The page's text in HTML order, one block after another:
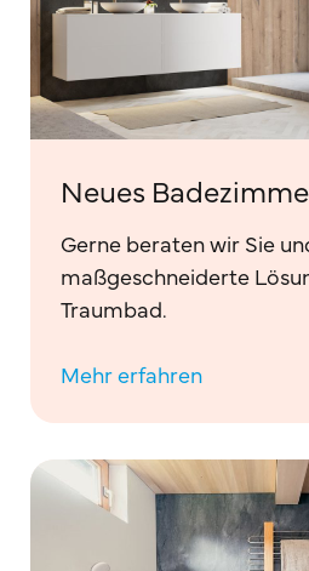
Neues
Gerne beraten wir Sie
maßgeschneiderte
Traumbad.
Mehr erfahren